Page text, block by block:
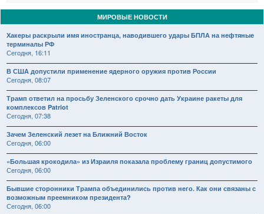
МИРОВЫЕ НОВОСТИ
Хакеры раскрыли имя иностранца, наводившего удары БПЛА на нефтяные
терминалы РФ
Сегодня, 16:11
В США допустили применение ядерного оружия против России
Сегодня, 08:07
Трамп ответил на просьбу Зеленского срочно дать Украине ракеты для
комплексов Patriot
Сегодня, 07:38
Зачем Зеленский лезет на Ближний Восток
Сегодня, 06:00
«Большая крокодила» из Израиля показала проблему границ допустимого
Сегодня, 06:00
Бывшие сторонники Трампа объединились против него. Как они связаны с
возможным преемником президента?
Сегодня, 06:00